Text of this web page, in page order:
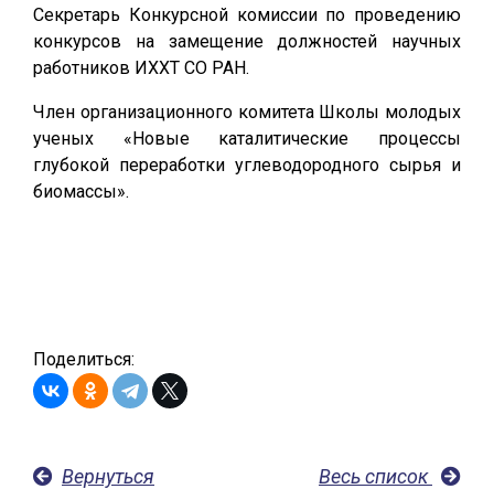
Секретарь Конкурсной комиссии по проведению
конкурсов на замещение должностей научных
работников ИХХТ СО РАН.
Член организационного комитета Школы молодых
ученых «Новые каталитические процессы
глубокой переработки углеводородного сырья и
биомассы».
Поделиться:
Вернуться Весь список